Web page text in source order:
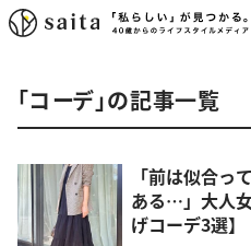
「コーデ」の記事一覧
「前は似合っ
ある…」大人
げコーデ3選】